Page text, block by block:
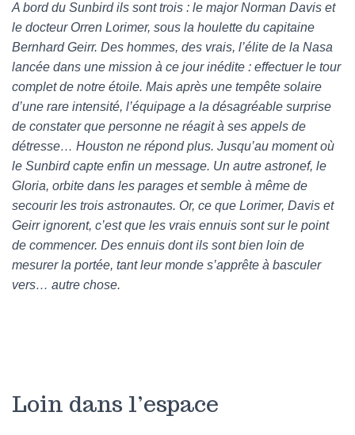
A bord du Sunbird ils sont trois : le major Norman Davis et
le docteur Orren Lorimer, sous la houlette du capitaine
Bernhard Geirr. Des hommes, des vrais, l’élite de la Nasa
lancée dans une mission à ce jour inédite : effectuer le tour
complet de notre étoile. Mais après une tempête solaire
d’une rare intensité, l’équipage a la désagréable surprise
de constater que personne ne réagit à ses appels de
détresse… Houston ne répond plus. Jusqu’au moment où
le Sunbird capte enfin un message. Un autre astronef, le
Gloria, orbite dans les parages et semble à même de
secourir les trois astronautes. Or, ce que Lorimer, Davis et
Geirr ignorent, c’est que les vrais ennuis sont sur le point
de commencer. Des ennuis dont ils sont bien loin de
mesurer la portée, tant leur monde s’apprête à basculer
vers… autre chose.
Loin dans l’espace